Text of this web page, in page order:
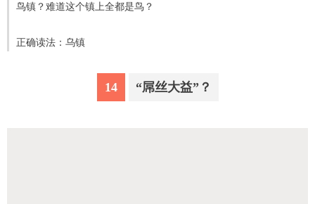
鸟镇？难道这个镇上全都是鸟？
正确读法：乌镇
14 “屌丝大益”？